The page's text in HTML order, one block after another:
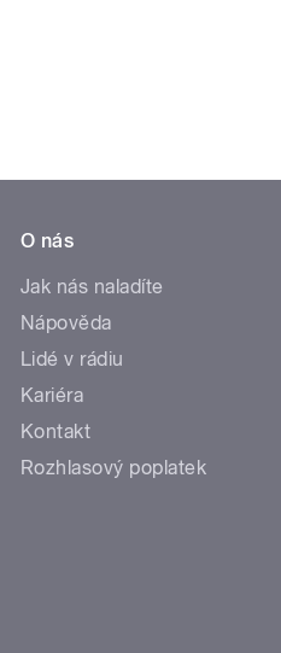
O nás
Jak nás naladíte
Nápověda
Lidé v rádiu
Kariéra
Kontakt
Rozhlasový poplatek